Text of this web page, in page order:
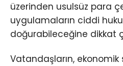
üzerinden usulsüz para
uygulamaların ciddi
doğurabileceğine dikkat
Vatandaşların, ekonomik